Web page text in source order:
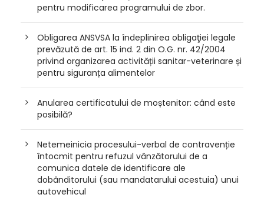
pentru modificarea programului de zbor.
Obligarea ANSVSA la îndeplinirea obligaţiei legale
prevăzută de art. 15 ind. 2 din O.G. nr. 42/2004
privind organizarea activității sanitar-veterinare și
pentru siguranța alimentelor
Anularea certificatului de moștenitor: când este
posibilă?
Netemeinicia procesului-verbal de contravenție
întocmit pentru refuzul vânzătorului de a
comunica datele de identificare ale
dobânditorului (sau mandatarului acestuia) unui
autovehicul